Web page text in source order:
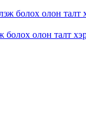
олон талт